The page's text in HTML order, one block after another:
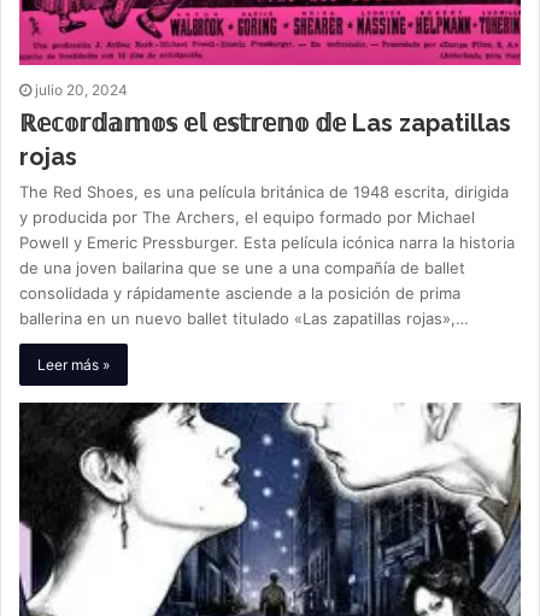
julio 20, 2024
ℝ𝕖𝕔𝕠𝕣𝕕𝕒𝕞𝕠𝕤 𝕖𝕝 𝕖𝕤𝕥𝕣𝕖𝕟𝕠 𝕕𝕖 Las zapatillas
rojas
The Red Shoes, es una película británica de 1948 escrita, dirigida
y producida por The Archers, el equipo formado por Michael
Powell y Emeric Pressburger. Esta película icónica narra la historia
de una joven bailarina que se une a una compañía de ballet
consolidada y rápidamente asciende a la posición de prima
ballerina en un nuevo ballet titulado «Las zapatillas rojas»,…
Leer más »